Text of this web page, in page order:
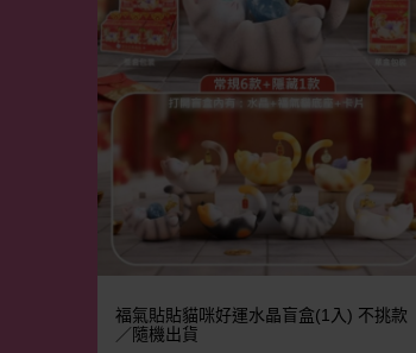
福氣貼貼貓咪好運水晶盲盒(1入) 不挑款
／隨機出貨